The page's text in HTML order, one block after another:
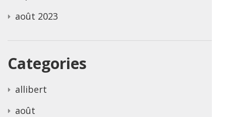
août 2023
Categories
allibert
août